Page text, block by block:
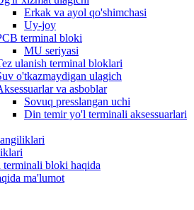
Erkak va ayol qo'shimchasi
Uy-joy
terminal bloki
MU seriyasi
ulanish terminal bloklari
o'tkazmaydigan ulagich
va asboblar
Sovuq presslangan uchi
Din temir yo'l terminali aksessuarlari
bloki haqida
ma'lumot